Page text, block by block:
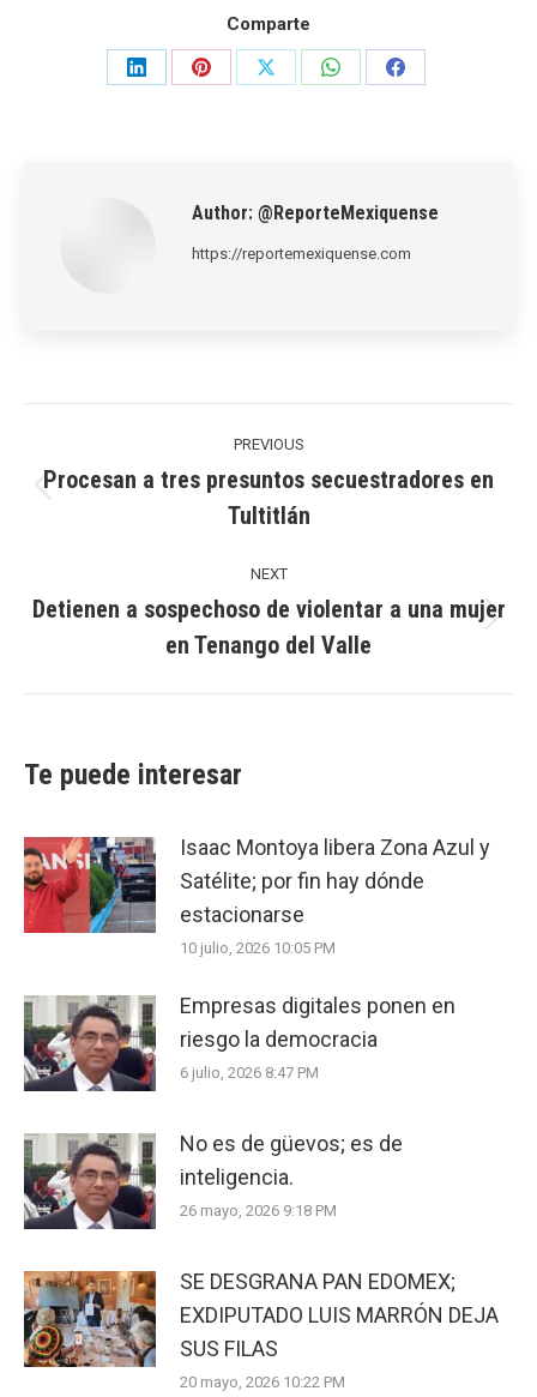
Comparte
Share
Share
Share
Share
Share
Author: @ReporteMexiquense
https://reportemexiquense.com
PREVIOUS
post:
Procesan a tres presuntos secuestradores en
Tultitlán
NEXT
post:
Detienen a sospechoso de violentar a una mujer
en Tenango del Valle
Te puede interesar
Isaac Montoya libera Zona Azul y
Satélite; por fin hay dónde
estacionarse
10 julio, 2026 10:05 PM
Empresas digitales ponen en
riesgo la democracia
6 julio, 2026 8:47 PM
No es de güevos; es de
inteligencia.
26 mayo, 2026 9:18 PM
SE DESGRANA PAN EDOMEX;
EXDIPUTADO LUIS MARRÓN DEJA
SUS FILAS
20 mayo, 2026 10:22 PM